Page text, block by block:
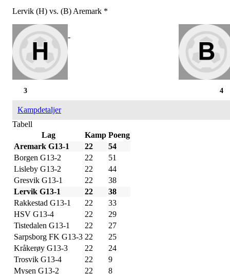
Lervik (H) vs. (B) Aremark *
-
4
3
Kampdetaljer
Tabell
Lag
Kamp Poeng
Aremark G13-1
22
54
Borgen G13-2
22
51
Lisleby G13-2
22
44
Gresvik G13-1
22
38
Lervik G13-1
22
38
Rakkestad G13-1
22
33
HSV G13-4
22
29
Tistedalen G13-1
22
27
Sarpsborg FK G13-3 22
25
Kråkerøy G13-3
22
24
Trosvik G13-4
22
9
Mysen G13-2
22 8